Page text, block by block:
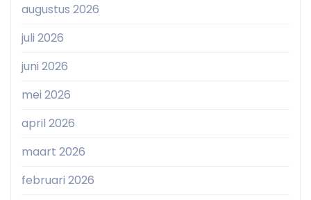
augustus 2026
juli 2026
juni 2026
mei 2026
april 2026
maart 2026
februari 2026